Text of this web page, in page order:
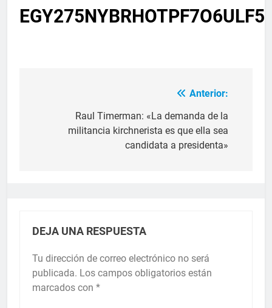
Anterior:
Raul Timerman: «La demanda de la
militancia kirchnerista es que ella sea
candidata a presidenta»
DEJA UNA RESPUESTA
Tu dirección de correo electrónico no será
publicada. Los campos obligatorios están
marcados con *